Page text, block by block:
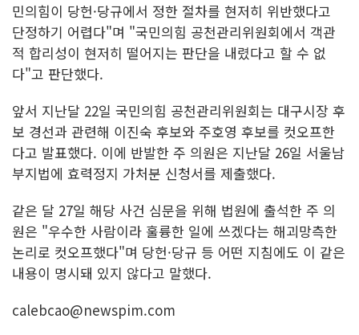
민의힘이 당헌·당규에서 정한 절차를 현저히 위반했다고
단정하기 어렵다"며 "국민의힘 공천관리위원회에서 객관
적 합리성이 현저히 떨어지는 판단을 내렸다고 할 수 없
다"고 판단했다.
앞서 지난달 22일 국민의힘 공천관리위원회는 대구시장 후
보 경선과 관련해 이진숙 후보와 주호영 후보를 컷오프한
다고 발표했다. 이에 반발한 주 의원은 지난달 26일 서울남
부지법에 효력정지 가처분 신청서를 제출했다.
같은 달 27일 해당 사건 심문을 위해 법원에 출석한 주 의
원은 "우수한 사람이라 훌륭한 일에 쓰겠다는 해괴망측한
논리로 컷오프했다"며 당헌·당규 등 어떤 지침에도 이 같은
내용이 명시돼 있지 않다고 말했다.
calebcao@newspim.com